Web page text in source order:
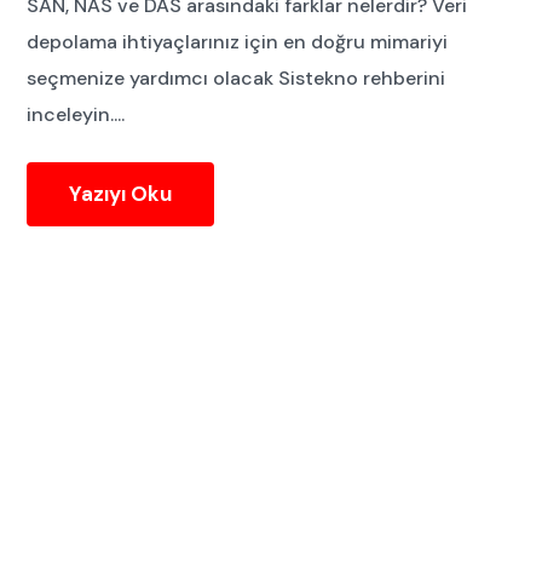
SAN, NAS ve DAS arasındaki farklar nelerdir? Veri
depolama ihtiyaçlarınız için en doğru mimariyi
seçmenize yardımcı olacak Sistekno rehberini
inceleyin....
Yazıyı Oku